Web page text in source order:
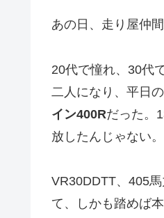
あの日、走り屋仲
20代で憧れ、30代
二人になり、平日
イン400Rだった。
放したんじゃない
VR30DDTT、405
て、しかも踏めば